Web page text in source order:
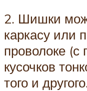
2. Шишки
каркасу или
проволоке
кусочков
того и другого.